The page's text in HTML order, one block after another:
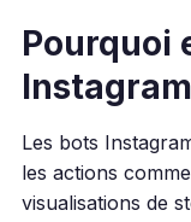
Pourquoi
Les bots
les actions
visualisations de